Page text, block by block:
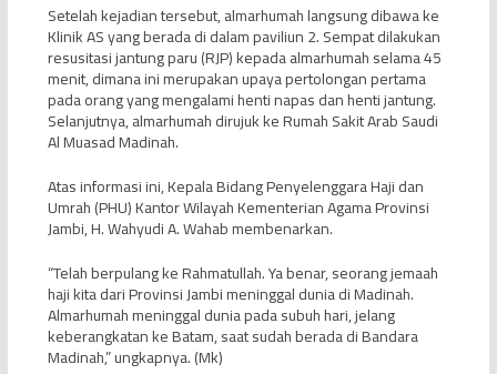
Setelah kejadian tersebut, almarhumah langsung dibawa ke
Klinik AS yang berada di dalam paviliun 2. Sempat dilakukan
resusitasi jantung paru (RJP) kepada almarhumah selama 45
menit, dimana ini merupakan upaya pertolongan pertama
pada orang yang mengalami henti napas dan henti jantung.
Selanjutnya, almarhumah dirujuk ke Rumah Sakit Arab Saudi
Al Muasad Madinah.
Atas informasi ini, Kepala Bidang Penyelenggara Haji dan
Umrah (PHU) Kantor Wilayah Kementerian Agama Provinsi
Jambi, H. Wahyudi A. Wahab membenarkan.
“Telah berpulang ke Rahmatullah. Ya benar, seorang jemaah
haji kita dari Provinsi Jambi meninggal dunia di Madinah.
Almarhumah meninggal dunia pada subuh hari, jelang
keberangkatan ke Batam, saat sudah berada di Bandara
Madinah,” ungkapnya. (Mk)